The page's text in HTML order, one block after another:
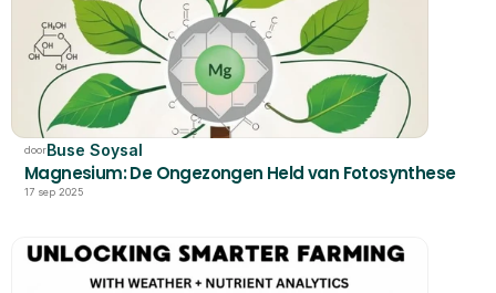
doorBuse Soysal
Magnesium: De Ongezongen Held van Fotosynthese
17 sep 2025